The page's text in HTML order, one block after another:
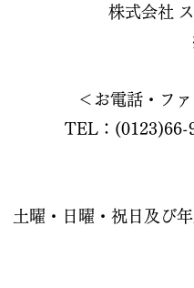
株式会社
＜お電話・フ
TEL：
土曜・日曜・祝日及び